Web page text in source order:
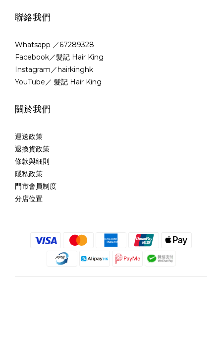
聯絡我們
Whatsapp ／67289328
Facebook／髮記 Hair King
Instagram／hairkinghk
YouTube／ 髮記 Hair King
關於我們
運送政策
退換貨政策
條款與細則
隱私政策
門市會員制度
分店位置